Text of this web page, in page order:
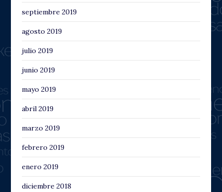
septiembre 2019
agosto 2019
julio 2019
junio 2019
mayo 2019
abril 2019
marzo 2019
febrero 2019
enero 2019
diciembre 2018